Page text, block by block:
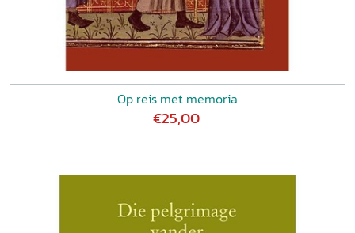
Op reis met memoria
€25,00